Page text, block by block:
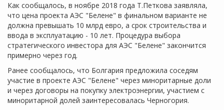
Как сообщалось, в ноябре 2018 года Т.Петкова заявляла,
что цена проекта АЭС "Белене" в финальном варианте не
должна превышать 10 млрд евро, а срок строительства и
ввода в эксплуатацию - 10 лет. Процедура выбора
стратегического инвестора для АЭС "Белене" закончится
примерно через год.
Ранее сообщалось, что Болгария предложила соседям
участие в проекте АЭС "Белене" через миноритарные доли
и через договоры на покупку электроэнергии, участием с
миноритарной долей заинтересовалась Черногория.